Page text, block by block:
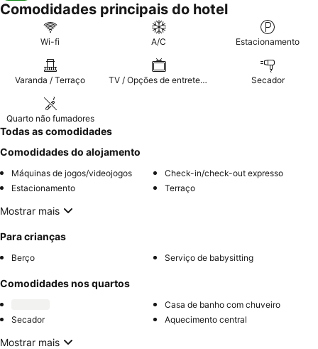
Comodidades principais do hotel
Wi-fi A/C Estacionamento
Varanda / Terraço TV / Opções de entretenimento Secador
Quarto não fumadores
Todas as comodidades
Comodidades do alojamento
Máquinas de jogos/videojogos
Check-in/check-out expresso
Estacionamento
Terraço
Mostrar mais
Para crianças
Berço Serviço de babysitting
Comodidades nos quartos
Casa de banho com chuveiro
Secador
Aquecimento central
Mostrar mais